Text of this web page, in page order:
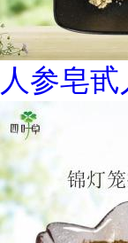
人参皂